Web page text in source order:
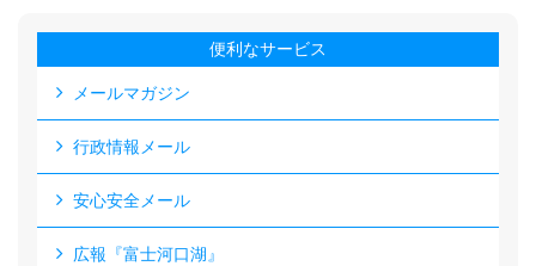
便利なサービス
メールマガジン
行政情報メール
安心安全メール
広報『富士河口湖』